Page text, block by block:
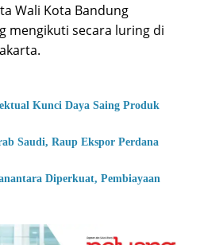
Wali Kota Bandung
mengikuti secara luring di
Kunci Daya Saing Produk
Saudi, Raup Ekspor Perdana
Diperkuat, Pembiayaan